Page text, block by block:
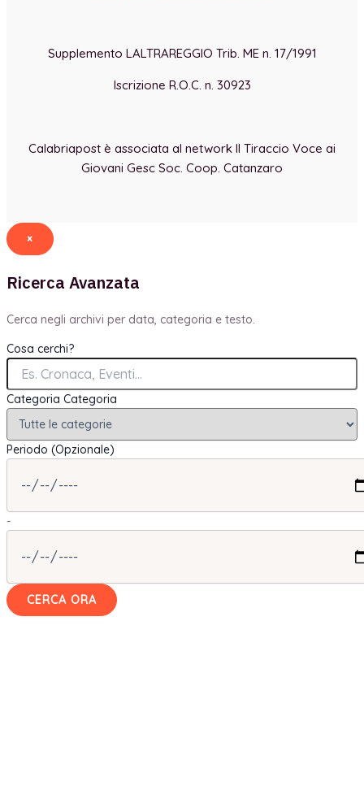
Supplemento LALTRAREGGIO Trib. ME n. 17/1991
Iscrizione R.O.C. n. 30923
Calabriapost è associata al network Il Tiraccio Voce ai
Giovani Gesc Soc. Coop. Catanzaro
×
Ricerca Avanzata
Cerca negli archivi per data, categoria e testo.
Cosa cerchi?
Categoria Categoria
Periodo (Opzionale)
-
CERCA ORA